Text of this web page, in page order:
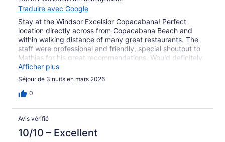
Traduire avec Google
Stay at the Windsor Excelsior Copacabana! Perfect
location directly across from Copacabana Beach and
within walking distance of many great restaurants. The
staff were professional and friendly, special shoutout to
Mathias for his great recommendations. Would definitely
stay here again!
Afficher plus
Séjour de 3 nuits en mars 2026
0
Avis vérifié
10/10 – Excellent